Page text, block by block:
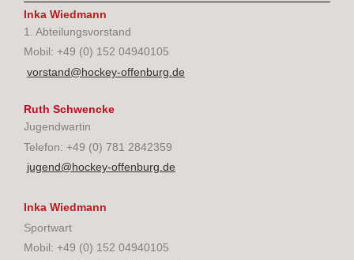
Inka Wiedmann
1. Abteilungsvorstand
Mobil: +49 (0) 152 04940105
vorstand@hockey-offenburg.de
Ruth Schwencke
Jugendwartin
Telefon: +49 (0) 781 2842359
jugend@hockey-offenburg.de
Inka Wiedmann
Sportwart
Mobil: +49 (0) 152 04940105